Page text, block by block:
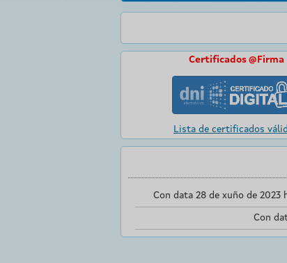
Certificados @Firma
Lista de certificados
Con data 28 de xuño de
Con